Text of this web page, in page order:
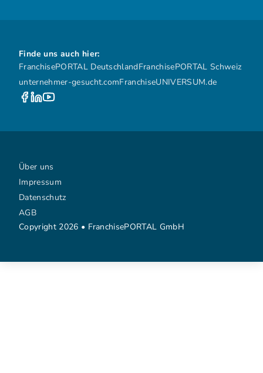
Finde uns auch hier:
FranchisePORTAL DeutschlandFranchisePORTAL Schweiz
unternehmer-gesucht.comFranchiseUNIVERSUM.de
Copyright 2026 • FranchisePORTAL GmbH
Über uns
Impressum
Datenschutz
AGB